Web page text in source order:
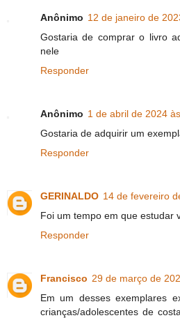
Anônimo 12 de janeiro de
Gostaria de comprar o livro
nele
Responder
Anônimo 1 de abril de 2024
Gostaria de adquirir um
Responder
GERINALDO 14 de fevereiro
Foi um tempo em que estudar
Responder
Francisco 29 de março de
Em um desses exemplares
crianças/adolescentes de